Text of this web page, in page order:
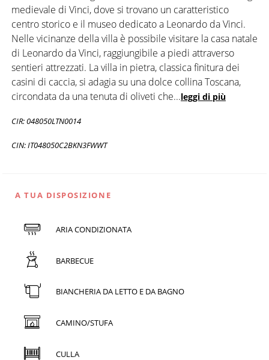
medievale di Vinci, dove si trovano un caratteristico
centro storico e il museo dedicato a Leonardo da Vinci.
Nelle vicinanze della villa è possibile visitare la casa natale
di Leonardo da Vinci, raggiungibile a piedi attraverso
sentieri attrezzati. La villa in pietra, classica finitura dei
casini di caccia, si adagia su una dolce collina Toscana,
circondata da una tenuta di oliveti che...leggi di più
CIR: 048050LTN0014
CIN: IT048050C2BKN3FWWT
A TUA DISPOSIZIONE
ARIA CONDIZIONATA
BARBECUE
BIANCHERIA DA LETTO E DA BAGNO
CAMINO/STUFA
CULLA